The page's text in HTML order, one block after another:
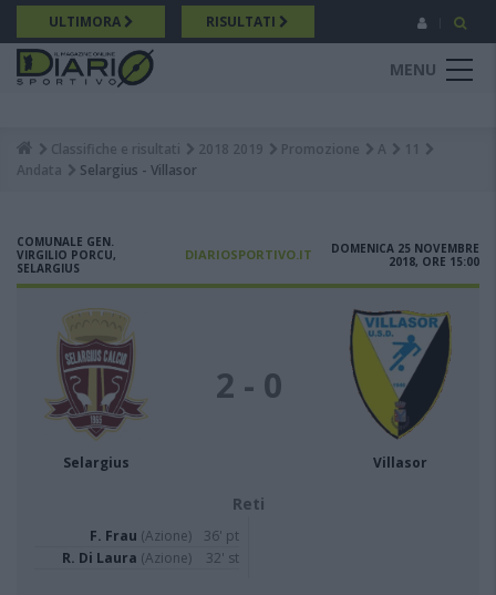
Salta
al
contenuto
principale
ULTIMORA RISULTATI
MENU
Breadcrumb
Classifiche e risultati 2018 2019 Promozione A
11
Andata
Selargius - Villasor
COMUNALE GEN.
VIRGILIO PORCU,
SELARGIUS
DIARIOSPORTIVO.IT
DOMENICA 25 NOVEMBRE
2018, ORE 15:00
Selargius
2 - 0
Villasor
Reti
F. Frau (Azione)
36' pt
R. Di Laura (Azione) 32' st